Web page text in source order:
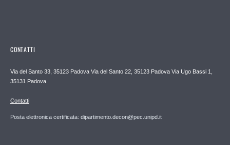
CONTATTI
Via del Santo 33, 35123 Padova Via del Santo 22, 35123 Padova Via Ugo Bassi 1,
35131 Padova
Contatti
Posta elettronica certificata: dipartimento.decon@pec.unipd.it